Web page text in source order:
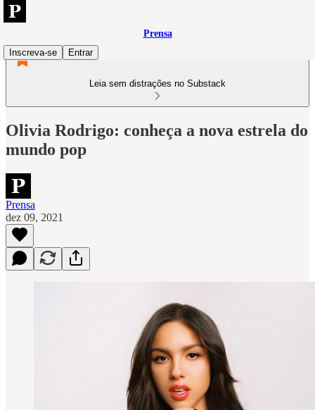
Prensa
Inscreva-se
Entrar
Leia sem distrações no Substack
Olivia Rodrigo: conheça a nova estrela do
mundo pop
Prensa
dez 09, 2021